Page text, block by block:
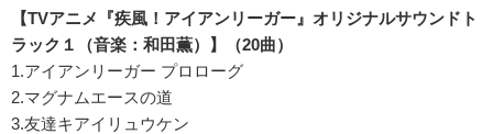
【TVアニメ『疾風！アイアンリーガー』オリジナルサウンドト
ラック１（音楽：和田薫）】（20曲）
1.アイアンリーガー プロローグ
2.マグナムエースの道
3.友達キアイリュウケン